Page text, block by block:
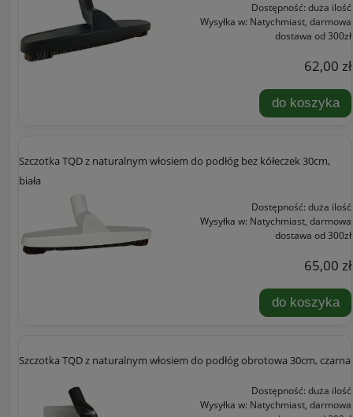
Dostępność: duża ilość
Wysyłka w: Natychmiast, darmowa
dostawa od 300zł
62,00 zł
do koszyka
Szczotka TQD z naturalnym włosiem do podłóg bez kółeczek 30cm,
biała
Dostępność: duża ilość
Wysyłka w: Natychmiast, darmowa
dostawa od 300zł
65,00 zł
do koszyka
Szczotka TQD z naturalnym włosiem do podłóg obrotowa 30cm, czarna
Dostępność: duża ilość
Wysyłka w: Natychmiast, darmowa